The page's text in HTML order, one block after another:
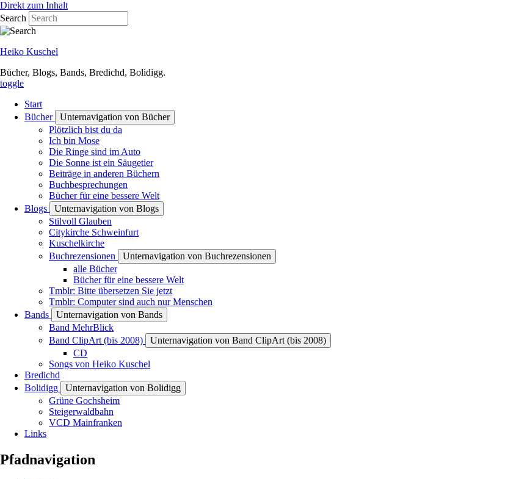
Direkt zum Inhalt
Search
Heiko Kuschel
Bücher, Blogs, Bands, Bredichd, Bolidigg.
toggle
Start
Bücher
Unternavigation von Bücher
Plötzlich bist du da
Ich bin Mose
Die Ringe sind im Auto
Die Sonne ist ein Säugetier
Beiträge in anderen Büchern
Buchbesprechungen
Bücher für eine bessere Welt
Blogs
Unternavigation von Blogs
Stilvoll Glauben
Citykirche Schweinfurt
Kuschelkirche
Buchrezensionen
Unternavigation von Buchrezensionen
alle Bücher
Bücher für eine bessere Welt
Tmblr: Bitte übersetzen Sie jetzt
Tmblr: Computer sind auch nur Menschen
Bands
Unternavigation von Bands
Band MehrBlick
Band ClipArt (bis 2008)
Unternavigation von Band ClipArt (bis 2008)
CD
Songs von Heiko Kuschel
Bredichd
Bolidigg
Unternavigation von Bolidigg
Grüne Gochsheim
Steigerwaldbahn
VCD Mainfranken
Links
Pfadnavigation